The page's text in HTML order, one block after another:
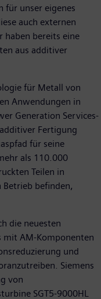
für unser eigenes
auch externen
haben bereits eine
aus additiver
für Metall von
Anwendungen in
Generation Services-
Fertigung
für seine
als 110.000
Teilen in
befinden,
die neuesten
mit AM-Komponenten
und
Siemens
von
SGT5-9000HL